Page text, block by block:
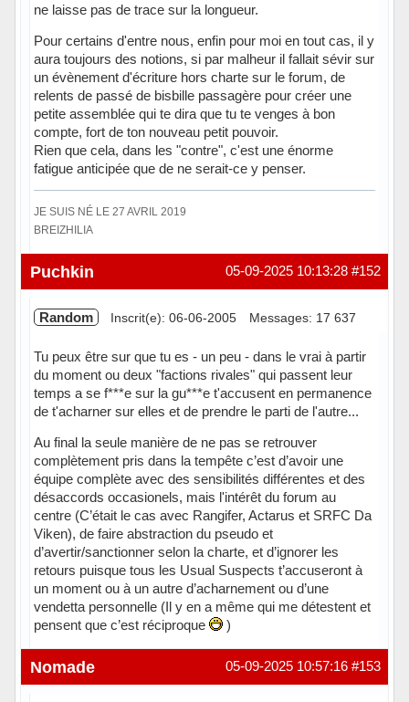
ne laisse pas de trace sur la longueur.
Pour certains d'entre nous, enfin pour moi en tout cas, il y
aura toujours des notions, si par malheur il fallait sévir sur
un évènement d'écriture hors charte sur le forum, de
relents de passé de bisbille passagère pour créer une
petite assemblée qui te dira que tu te venges à bon
compte, fort de ton nouveau petit pouvoir.
Rien que cela, dans les "contre", c'est une énorme
fatigue anticipée que de ne serait-ce y penser.
JE SUIS NÉ LE 27 AVRIL 2019
BREIZHILIA
Hors ligne #152
05-09-2025 10:13:28
Puchkin
Random Inscrit(e): 06-06-2005 Messages: 17 637
Tu peux être sur que tu es - un peu - dans le vrai à partir
du moment ou deux "factions rivales" qui passent leur
temps a se f***e sur la gu***e t'accusent en permanence
de t'acharner sur elles et de prendre le parti de l'autre...
Au final la seule manière de ne pas se retrouver
complètement pris dans la tempête c’est d’avoir une
équipe complète avec des sensibilités différentes et des
désaccords occasionels, mais l'intérêt du forum au
centre (C’était le cas avec Rangifer, Actarus et SRFC Da
Viken), de faire abstraction du pseudo et
d’avertir/sanctionner selon la charte, et d’ignorer les
retours puisque tous les Usual Suspects t’accuseront à
un moment ou à un autre d’acharnement ou d’une
vendetta personnelle (Il y en a même qui me détestent et
pensent que c’est réciproque
)
Hors ligne #153
05-09-2025 10:57:16
Nomade